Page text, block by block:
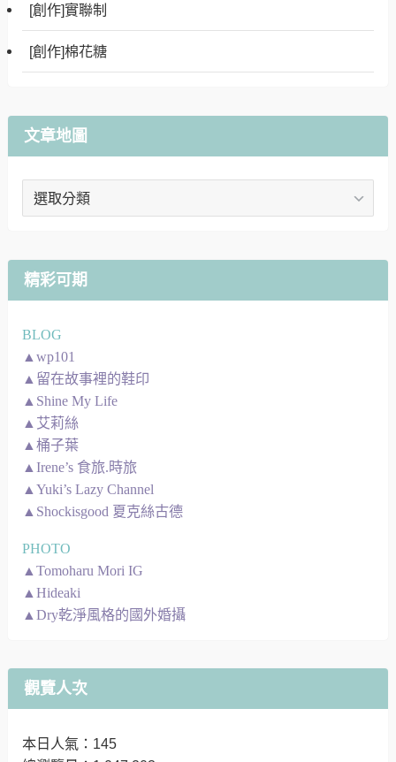
[創作]實聯制
[創作]棉花糖
文章地圖
文
精彩可期
BLOG
▲wp101
▲留在故事裡的鞋印
▲Shine My Life
▲艾莉絲
▲桶子葉
▲Irene’s 食旅.時旅
▲Yuki’s Lazy Channel
▲Shockisgood 夏克絲古德
PHOTO
▲Tomoharu Mori IG
▲Hideaki
▲Dry乾淨風格的國外婚攝
觀覽人次
本日人氣：145